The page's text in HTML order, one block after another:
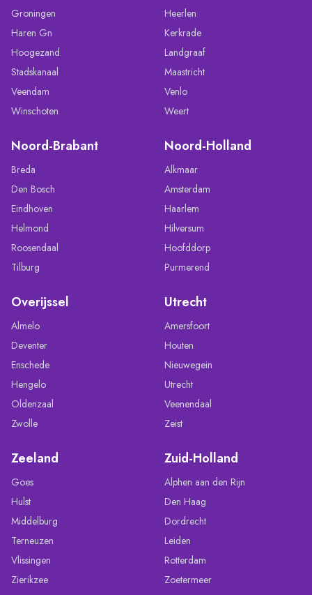
Groningen
Haren Gn
Hoogezand
Stadskanaal
Veendam
Winschoten
Heerlen
Kerkrade
Landgraaf
Maastricht
Venlo
Weert
Noord-Brabant
Breda
Den Bosch
Eindhoven
Helmond
Roosendaal
Tilburg
Noord-Holland
Alkmaar
Amsterdam
Haarlem
Hilversum
Hoofddorp
Purmerend
Overijssel
Almelo
Deventer
Enschede
Hengelo
Oldenzaal
Zwolle
Utrecht
Amersfoort
Houten
Nieuwegein
Utrecht
Veenendaal
Zeist
Zeeland
Goes
Hulst
Middelburg
Terneuzen
Vlissingen
Zierikzee
Zuid-Holland
Alphen aan den Rijn
Den Haag
Dordrecht
Leiden
Rotterdam
Zoetermeer